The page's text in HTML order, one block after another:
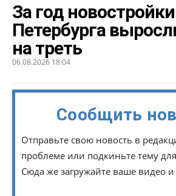
За год новостройки
Петербурга
на треть
06.08.2026 18:04
Сообщить
Отправьте свою новость в
проблеме или подкиньте тему
Сюда же загружайте ваше видео